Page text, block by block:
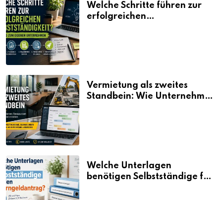
Welche Schritte führen zur
erfolgreichen
Vermietung als zweites
Standbein: Wie Unternehmen
Welche Unterlagen
benötigen Selbstständige für